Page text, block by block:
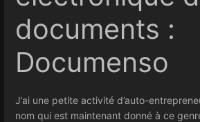
documents :
Documenso
J’ai une petite activité d’auto-
nom qui est maintenant donné à ce